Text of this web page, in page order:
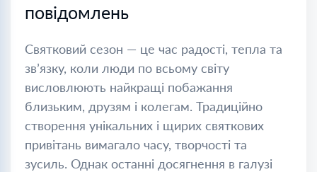
повідомлень
Святковий сезон — це час радості, тепла та
зв’язку, коли люди по всьому світу
висловлюють найкращі побажання
близьким, друзям і колегам. Традиційно
створення унікальних і щирих святкових
привітань вимагало часу, творчості та
зусиль. Однак останні досягнення в галузі